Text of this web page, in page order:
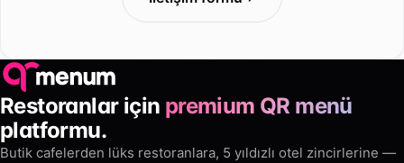
Restoranlar için premium QR menü
platformu.
Butik cafelerden lüks restoranlara, 5 yıldızlı otel zincirlerine —